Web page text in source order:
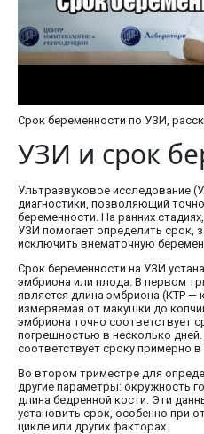
Срок беременности по УЗИ,
УЗИ и срок
Ультразвуковое исследование
диагностики, позволяющий
беременности. На ранних
УЗИ помогает определить срок,
исключить внематочную
Срок беременности на УЗИ
эмбриона или плода. В первом
является длина эмбриона (КТР —
измеряемая от макушки до
эмбриона точно соответствует
погрешностью в несколько
соответствует сроку примерно в
Во втором триместре для
другие параметры: окружность
длина бедренной кости. Эти
установить срок, особенно при
цикле или других факторах.